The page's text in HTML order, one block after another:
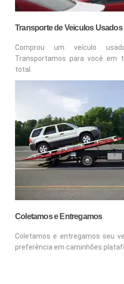
Transporte de Veiculos Usados
Comprou um veículo
Transportamos para você em
total.
Coletamos e Entregamos
Coletamos e entregamos seu
preferência em caminhões